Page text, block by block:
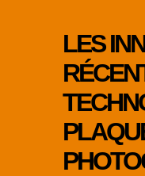
LES